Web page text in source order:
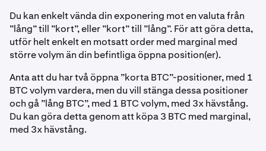
Du kan enkelt vända din exponering mot en valuta från
”lång” till ”kort”, eller ”kort” till ”lång”. För att göra detta,
utför helt enkelt en motsatt order med marginal med
större volym än din befintliga öppna position(er).
Anta att du har två öppna ”korta BTC”-positioner, med 1
BTC volym vardera, men du vill stänga dessa positioner
och gå ”lång BTC”, med 1 BTC volym, med 3x hävstång.
Du kan göra detta genom att köpa 3 BTC med marginal,
med 3x hävstång.